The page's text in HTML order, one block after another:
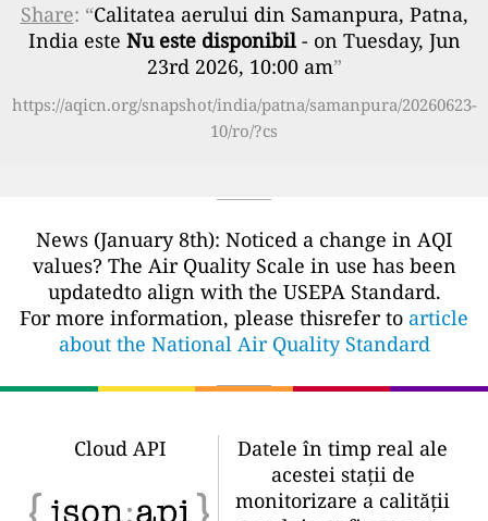
Share: “Calitatea aerului din Samanpura, Patna,
India este Nu este disponibil- on Tuesday, Jun
23rd 2026, 10:00 am”
https://aqicn.org/snapshot/india/patna/samanpura/20260623-
10/ro/?cs
News (January 8th): Noticed a change in AQI
values? The Air Quality Scale in use has been
updatedto align with the USEPA Standard.
For more information, please thisrefer to article
about the National Air Quality Standard
Cloud API
Datele în timp real ale
acestei stații de
monitorizare a calității